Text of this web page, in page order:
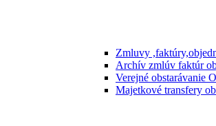
Zmluvy
Archív zmlúv faktúr
Verejné obstarávanie
Majetkové transfery